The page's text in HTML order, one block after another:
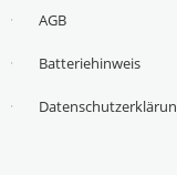
AGB
Batteriehinweis